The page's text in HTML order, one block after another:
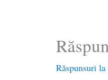
Răspunsuri